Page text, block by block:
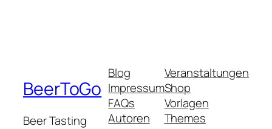
BeerToGo
Beer Tasting
Blog
Impressum
FAQs
Autoren
Veranstaltungen
Shop
Vorlagen
Themes